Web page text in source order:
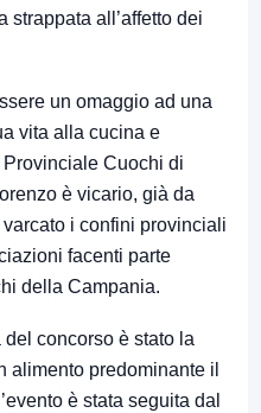
strappata all’affetto dei
un omaggio ad una
vita alla cucina e
Cuochi di
è vicario, già da
i confini provinciali
facenti parte
della Campania.
concorso è stato la
alimento predominante il
è stata seguita dal